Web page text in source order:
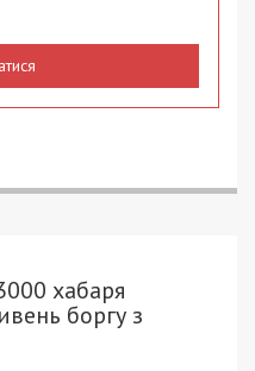
хабаря
боргу з